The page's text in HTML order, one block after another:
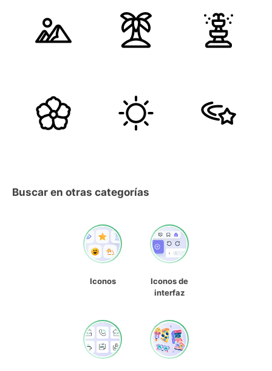
Buscar en otras categorías
Iconos
Iconos de
interfaz